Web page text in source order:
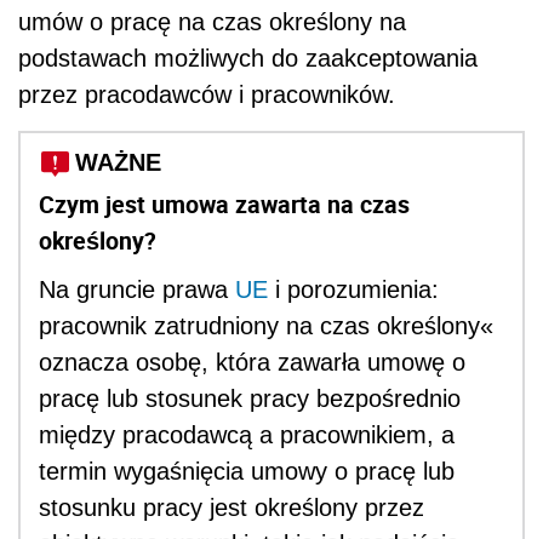
umów o pracę na czas określony na
podstawach możliwych do zaakceptowania
przez pracodawców i pracowników.
WAŻNE
Czym jest umowa zawarta na czas
określony?
Na gruncie prawa UE i porozumienia:
pracownik zatrudniony na czas określony«
oznacza osobę, która zawarła umowę o
pracę lub stosunek pracy bezpośrednio
między pracodawcą a pracownikiem, a
termin wygaśnięcia umowy o pracę lub
stosunku pracy jest określony przez